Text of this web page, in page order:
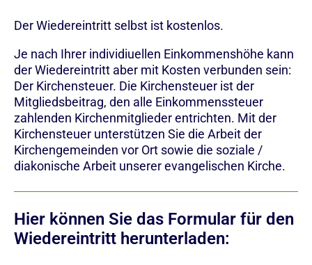
Der Wiedereintritt selbst ist kostenlos.
Je nach Ihrer individiuellen Einkommenshöhe kann
der Wiedereintritt aber mit Kosten verbunden sein:
Der Kirchensteuer. Die Kirchensteuer ist der
Mitgliedsbeitrag, den alle Einkommenssteuer
zahlenden Kirchenmitglieder entrichten. Mit der
Kirchensteuer unterstützen Sie die Arbeit der
Kirchengemeinden vor Ort sowie die soziale /
diakonische Arbeit unserer evangelischen Kirche.
Hier können Sie das Formular für den
Wiedereintritt herunterladen: